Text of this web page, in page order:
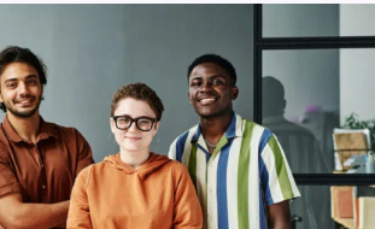
Consumer
at
Pamilya